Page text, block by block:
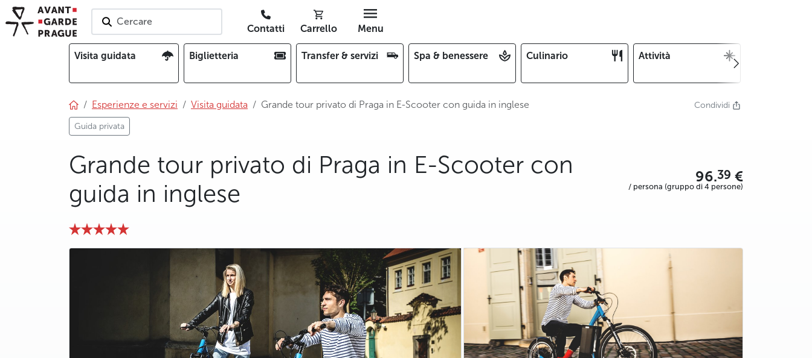
Cercare
Contatti Carrello Menu
Visita guidata Biglietteria Transfer & servizi Spa & benessere Culinario Attività
Esperienze e servizi Visita guidata Grande tour privato di Praga in E-Scooter con guida in inglese
Guida privata
Condividi
Grande tour privato di Praga in E-Scooter con
guida in inglese
96.39 €
/ persona (gruppo di 4 persone)
photo 5
photo 6
photo 7
photo 8